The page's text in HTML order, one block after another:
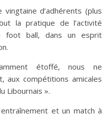
la pratique de l’activité
foot ball, dans un esprit
étoffé, nous ne
aux compétitions amicales
Libournais ».
et un match à